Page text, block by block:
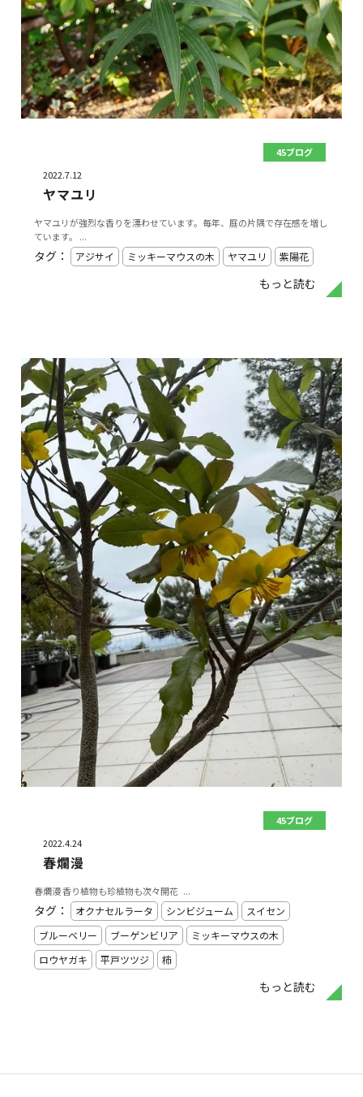
45ブログ
2022.7.12
ヤマユリ
ヤマユリが強烈な香りを漂わせています。毎年、庭の片隅で存在感を増し
ています。 ...
もっと読む
タグ： アジサイ ミッキーマウスの木 ヤマユリ 紫陽花
45ブログ
2022.4.24
春爛漫
春爛漫 香り植物も珍植物も次々開花 ...
もっと読む
タグ： オクナセルラータ シンビジューム
スイセン
ブルーベリー
ブーゲンビリア
ミッキーマウスの木
ロウヤガキ
平戸ツツジ 柿